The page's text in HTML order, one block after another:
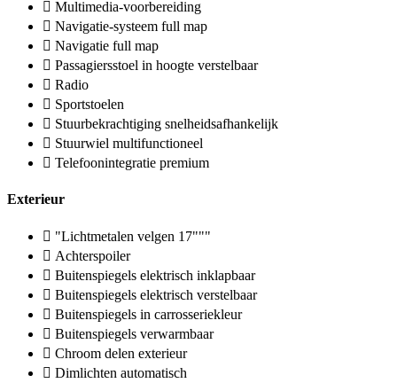
Multimedia-voorbereiding
Navigatie-systeem full map
Navigatie full map
Passagiersstoel in hoogte verstelbaar
Radio
Sportstoelen
Stuurbekrachtiging snelheidsafhankelijk
Stuurwiel multifunctioneel
Telefoonintegratie premium
Exterieur
"Lichtmetalen velgen 17"""
Achterspoiler
Buitenspiegels elektrisch inklapbaar
Buitenspiegels elektrisch verstelbaar
Buitenspiegels in carrosseriekleur
Buitenspiegels verwarmbaar
Chroom delen exterieur
Dimlichten automatisch